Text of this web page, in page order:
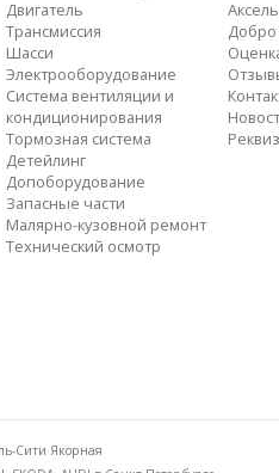
Двигатель
Трансмиссия
Шасси
Электрооборудование
Система вентиляции и
кондиционирования
Тормозная система
Детейлинг
Допоборудование
Запасные части
Малярно-кузовной ремонт
Технический осмотр
Добро
Сити Якорная